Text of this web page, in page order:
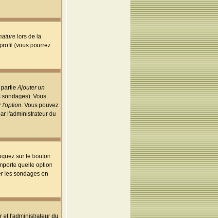
lors de la
(vous pourrez
partieAjouter un
Vous
l'option. Vous pouvez
l'administrateur du
sur le bouton
quelle option
les sondages en
et l'administrateur du